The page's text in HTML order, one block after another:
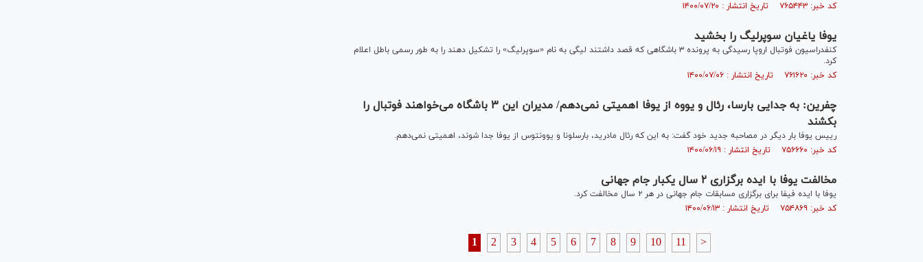
کد خبر: ۷۶۵۴۴۳ تاریخ انتشار : ۱۴۰۰/۰۷/۲۰
یوفا یاغیان سوپرلیگ را بخشید
کنفدراسیون فوتبال اروپا رسیدگی به پرونده ۳ باشگاهی که قصد داشتند لیگی به نام «سوپرلیگ» را تشکیل دهند را به طور رسمی باطل اعلام
کرد.
کد خبر: ۷۶۱۶۲۰ تاریخ انتشار : ۱۴۰۰/۰۷/۰۶
چفرین: به جدایی بارسا، رئال و یووه از یوفا اهمیتی نمی‌دهم/ مدیران این ۳ باشگاه می‌خواهند فوتبال را
بکشند
رییس یوفا بار دیگر در مصاحبه جدید خود گفت: به این که رئال مادرید، بارسلونا و یوونتوس از یوفا جدا شوند، اهمیتی نمی‌دهم.
کد خبر: ۷۵۶۶۶۰ تاریخ انتشار : ۱۴۰۰/۰۶/۱۹
مخالفت یوفا با ایده برگزاری ۲ سال یکبار جام جهانی
یوفا با ایده فیفا برای برگزاری مسابقات جام جهانی در هر ۲ سال مخالفت کرد.
کد خبر: ۷۵۴۸۶۹ تاریخ انتشار : ۱۴۰۰/۰۶/۱۳
1 2 3 4 5 6 7 8 9 10 11 >